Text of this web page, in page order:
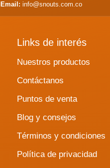
Email: info@snouts.com.co
Links de interés
Nuestros productos
Contáctanos
Puntos de venta
Blog y consejos
Términos y condiciones
Política de privacidad